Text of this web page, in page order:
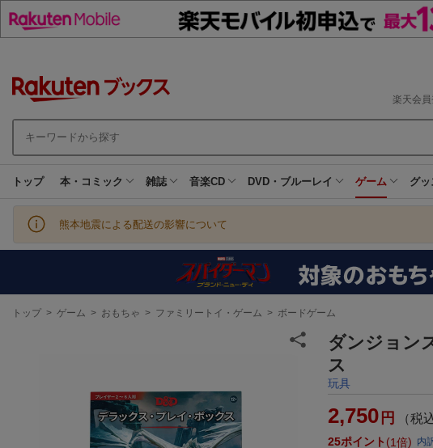
楽天会員
トップ 本・コミック 雑誌 音楽CD DVD・ブルーレイ ゲーム グッ
熊本地震による配送の影響について
現
トップ > ゲーム > おもちゃ > ファミリートイ・ゲーム > ボードゲーム
ダンジョン
ス
玩具
2,750 円 （税
25ポイント 1倍 内